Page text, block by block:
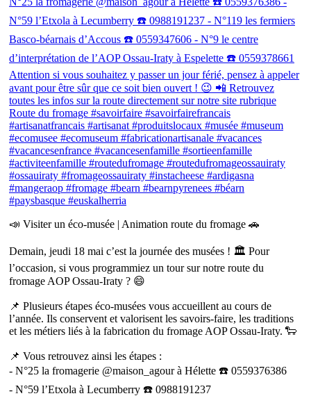
📣 Visiter un éco-musée | Animation route du fromage 🚗
Demain, jeudi 18 mai c’est la journée des musées ! 🏛 Pour
l’occasion, si vous programmiez un tour sur notre route du
fromage AOP Ossau-Iraty ? 😄
📌 Plusieurs étapes éco-musées vous accueillent au cours de
l’année. Ils conservent et valorisent les savoirs-faire, les traditions
et les métiers liés à la fabrication du fromage AOP Ossau-Iraty. 🐑
📌 Vous retrouvez ainsi les étapes :
- N°25 la fromagerie @maison_agour à Hélette ☎️ 0559376386
- N°59 l’Etxola à Lecumberry ☎️ 0988191237